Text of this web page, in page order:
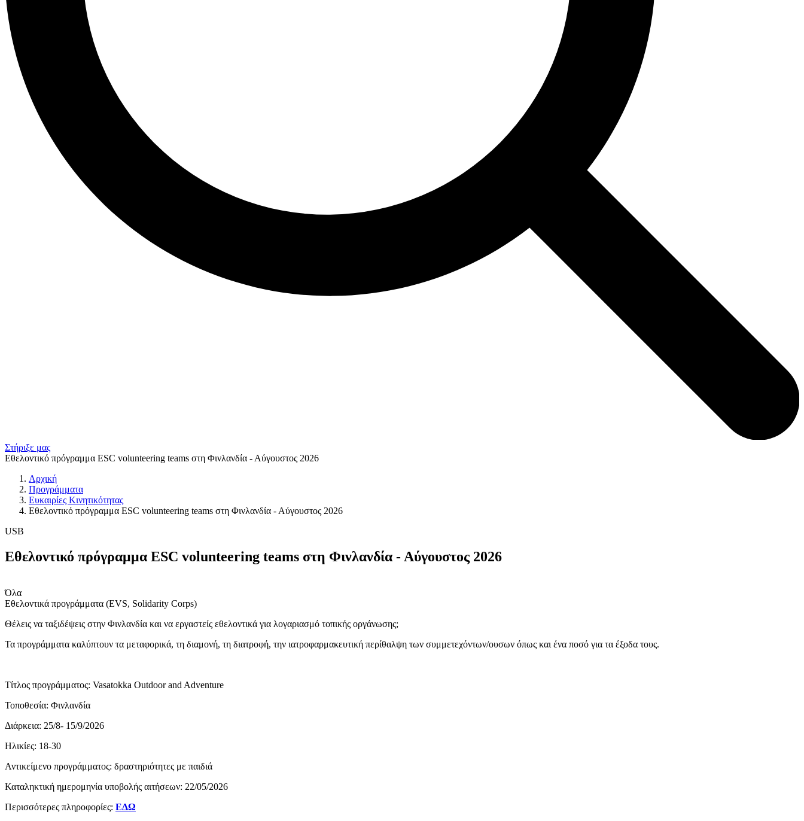
Στήριξε μας
Εθελοντικό πρόγραμμα ESC volunteering teams στη Φινλανδία - Αύγουστος 2026
Αρχική
Προγράμματα
Ευκαιρίες Κινητικότητας
Εθελοντικό πρόγραμμα ESC volunteering teams στη Φινλανδία - Αύγουστος 2026
USB
Εθελοντικό πρόγραμμα ESC volunteering teams στη Φινλανδία - Αύγουστος 2026
Όλα
Εθελοντικά προγράμματα (ΕVS, Solidarity Corps)
Θέλεις να ταξιδέψεις στην Φινλανδία και να εργαστείς εθελοντικά για λογαριασμό τοπικής οργάνωσης;
Τα προγράμματα καλύπτουν τα μεταφορικά, τη διαμονή, τη διατροφή, την ιατροφαρμακευτική περίθαλψη των συμμετεχόντων/ουσων όπως και ένα ποσό για τα έξοδα τους.
Τίτλος προγράμματος: Vasatokka Outdoor and Adventure
Τοποθεσία: Φινλανδία
Διάρκεια: 25/8- 15/9/2026
Ηλικίες: 18-30
Αντικείμενο προγράμματος: δραστηριότητες με παιδιά
Καταληκτική ημερομηνία υποβολής αιτήσεων: 22/05/2026
Περισσότερες πληροφορίες: ΕΔΩ